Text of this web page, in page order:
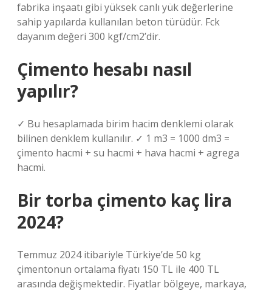
fabrika inşaatı gibi yüksek canlı yük değerlerine
sahip yapılarda kullanılan beton türüdür. Fck
dayanım değeri 300 kgf/cm2’dir.
Çimento hesabı nasıl
yapılır?
✓ Bu hesaplamada birim hacim denklemi olarak
bilinen denklem kullanılır. ✓ 1 m3 = 1000 dm3 =
çimento hacmi + su hacmi + hava hacmi + agrega
hacmi.
Bir torba çimento kaç lira
2024?
Temmuz 2024 itibariyle Türkiye’de 50 kg
çimentonun ortalama fiyatı 150 TL ile 400 TL
arasında değişmektedir. Fiyatlar bölgeye, markaya,